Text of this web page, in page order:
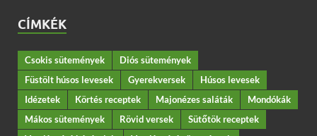
CÍMKÉK
Csokis sütemények
Diós sütemények
Füstölt húsos levesek
Gyerekversek
Húsos levesek
Idézetek
Körtés receptek Majonézes saláták
Mondókák
Mákos sütemények
Rövid versek
Sütőtök receptek